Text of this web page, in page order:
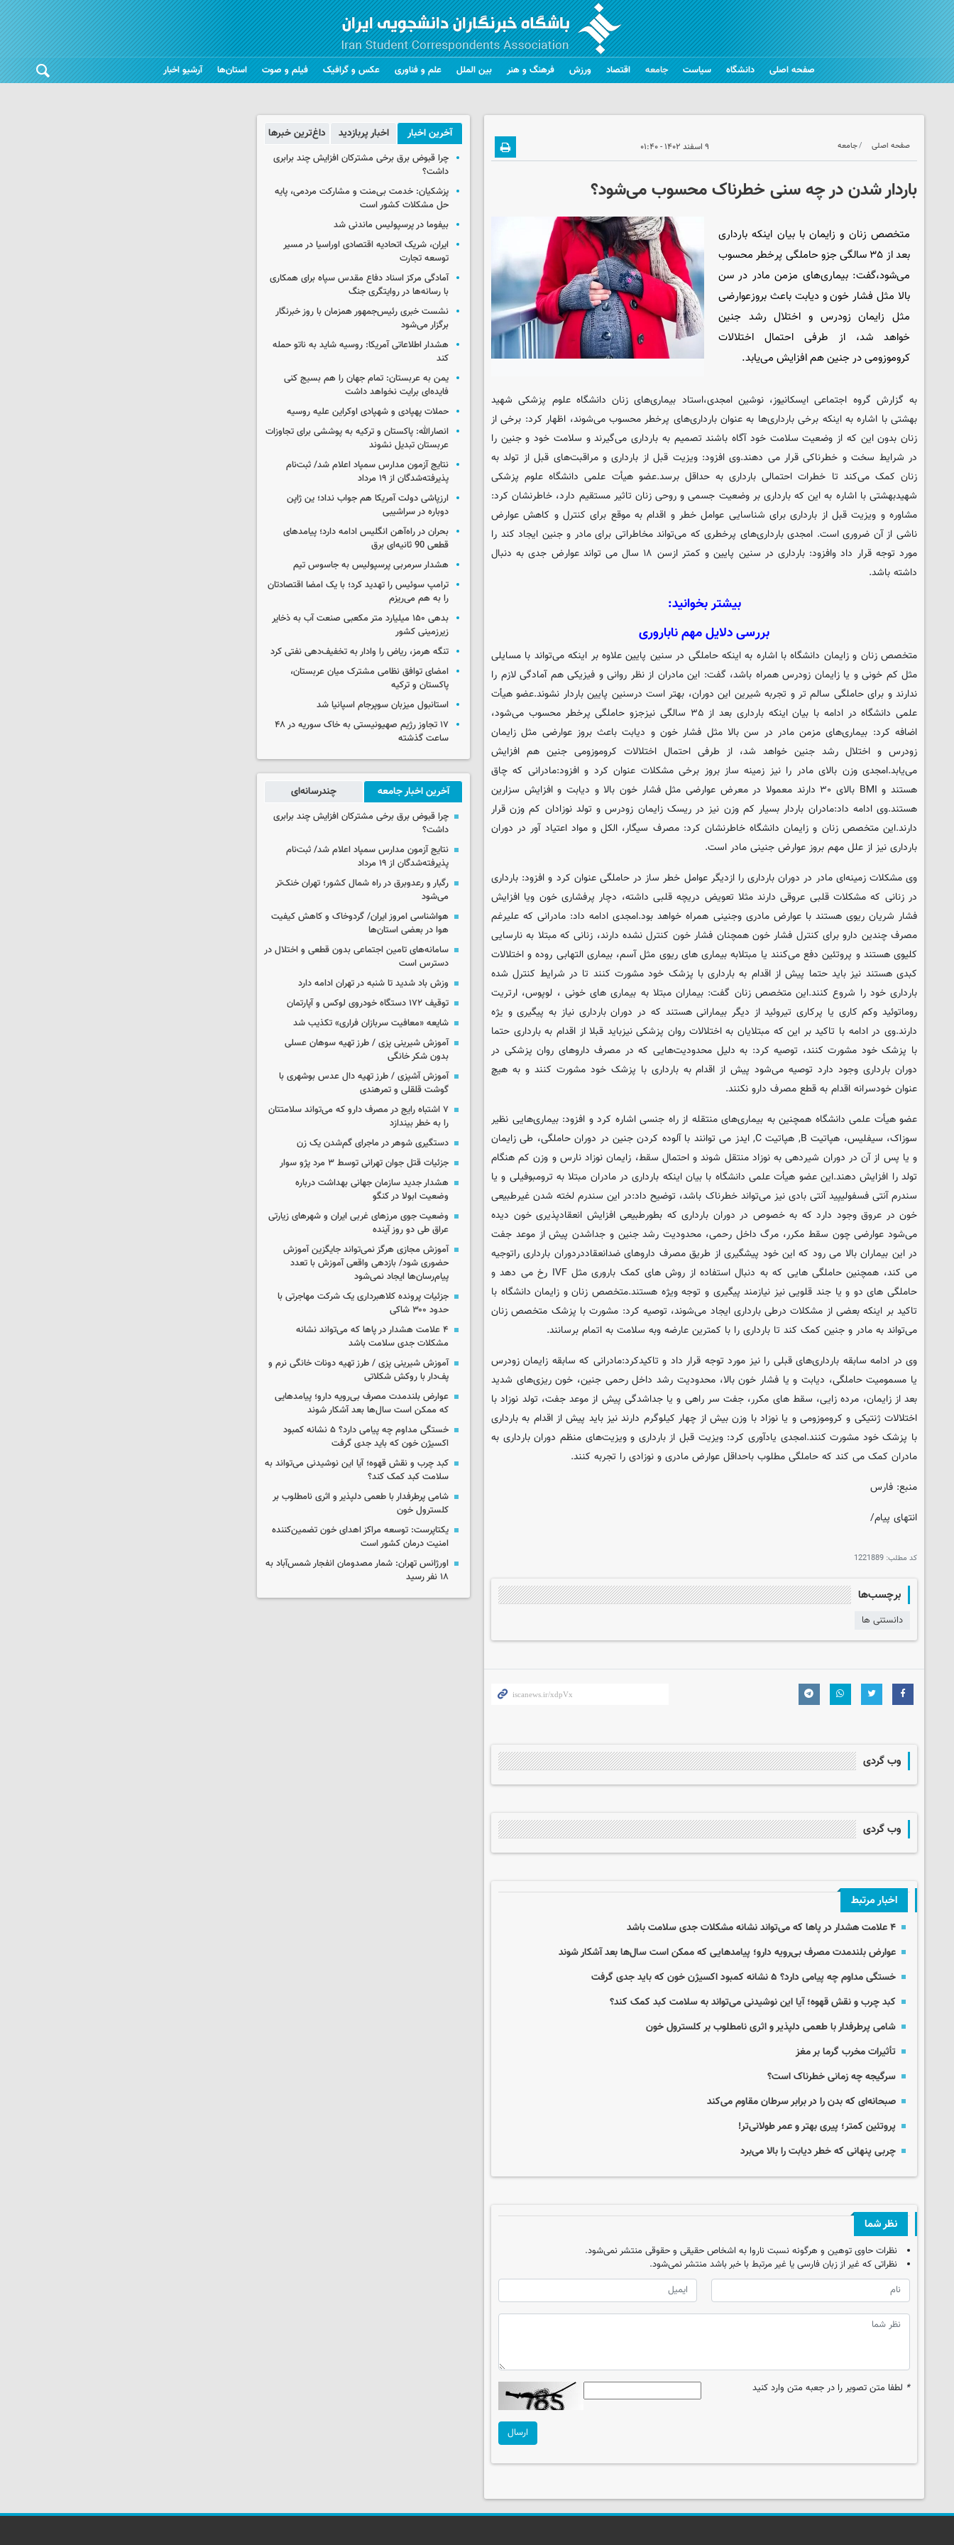
صفحه اصلی دانشگاه سیاست جامعه اقتصاد ورزش فرهنگ و هنر بین الملل علم و فناوری عکس و گرافیک فیلم و صوت استان‌ها آرشیو اخبار
صفحه اصلی جامعه ۹ اسفند ۱۴۰۲ - ۰۱:۴۰
باردار شدن در چه سنی خطرناک محسوب می‌شود؟
متخصص زنان و زایمان با بیان اینکه بارداری
بعد از ۳۵ سالگی جزو حاملگی پرخطر محسوب
می‌شود،گفت: بیماری‌های مزمن مادر در سن
بالا مثل فشار خون و دیابت باعث بروزعوارضی
مثل زایمان زودرس و اختلال رشد جنین
خواهد شد، از طرفی احتمال اختلالات
کروموزومی در جنین هم افزایش می‌یابد.
به گزارش گروه اجتماعی ایسکانیوز، نوشین امجدی،استاد بیماری‌های زنان دانشگاه علوم پزشکی شهید
بهشتی با اشاره به اینکه برخی بارداری‌ها به عنوان بارداری‌های پرخطر محسوب می‌شوند، اظهار کرد: برخی از
زنان بدون این که از وضعیت سلامت خود آگاه باشند تصمیم به بارداری می‌گیرند و سلامت خود و جنین را
در شرایط سخت و خطرناکی قرار می دهند.وی افزود: ویزیت قبل از بارداری و مراقبت‌های قبل از تولد به
زنان کمک می‌کند تا خطرات احتمالی بارداری به حداقل برسد.عضو هیأت علمی دانشگاه علوم پزشکی
شهیدبهشتی با اشاره به این که بارداری بر وضعیت جسمی و روحی زنان تاثیر مستقیم دارد، خاطرنشان کرد:
مشاوره و ویزیت قبل از بارداری برای شناسایی عوامل خطر و اقدام به موقع برای کنترل و کاهش عوارض
ناشی از آن ضروری است. امجدی بارداری‌های پرخطری که می‌تواند مخاطراتی برای مادر و جنین ایجاد کند را
مورد توجه قرار داد وافزود: بارداری در سنین پایین و کمتر ازسن ۱۸ سال می تواند عوارض جدی به دنبال
داشته باشد.
بیشتر بخوانید:
بررسی دلایل مهم ناباروری
متخصص زنان و زایمان دانشگاه با اشاره به اینکه حاملگی در سنین پایین علاوه بر اینکه می‌تواند با مسایلی
مثل کم خونی و یا زایمان زودرس همراه باشد، گفت: این مادران از نظر روانی و فیزیکی هم آمادگی لازم را
ندارند و برای حاملگی سالم تر و تجربه شیرین این دوران، بهتر است درسنین پایین باردار نشوند.عضو هیأت
علمی دانشگاه در ادامه با بیان اینکه بارداری بعد از ۳۵ سالگی نیزجزو حاملگی پرخطر محسوب می‌شود،
اضافه کرد: بیماری‌های مزمن مادر در سن بالا مثل فشار خون و دیابت باعث بروز عوارضی مثل زایمان
زودرس و اختلال رشد جنین خواهد شد، از طرفی احتمال اختلالات کروموزومی جنین هم افزایش
می‌یابد.امجدی وزن بالای مادر را نیز زمینه ساز بروز برخی مشکلات عنوان کرد و افزود:مادرانی که چاق
هستند و BMI بالای ۳۰ دارند معمولا در معرض عوارضی مثل فشار خون بالا و دیابت و افزایش سزارین
هستند.وی ادامه داد:مادران باردار بسیار کم وزن نیز در ریسک زایمان زودرس و تولد نوزادان کم وزن قرار
دارند.این متخصص زنان و زایمان دانشگاه خاطرنشان کرد: مصرف سیگار، الکل و مواد اعتیاد آور در دوران
بارداری نیز از علل مهم بروز عوارض جنینی مادر است.
وی مشکلات زمینه‌ای مادر در دوران بارداری را ازدیگر عوامل خطر ساز در حاملگی عنوان کرد و افزود: بارداری
در زنانی که مشکلات قلبی عروقی دارند مثلا تعویض دریچه قلبی داشته، دچار پرفشاری خون ویا افزایش
فشار شریان ریوی هستند با عوارض مادری وجنینی همراه خواهد بود.امجدی ادامه داد: مادرانی که علیرغم
مصرف چندین دارو برای کنترل فشار خون همچنان فشار خون کنترل نشده دارند، زنانی که مبتلا به نارسایی
کلیوی هستند و پروتئین دفع می‌کنند یا مبتلابه بیماری های ریوی مثل آسم، بیماری التهابی روده و اختلالات
کبدی هستند نیز باید حتما پیش از اقدام به بارداری با پزشک خود مشورت کنند تا در شرایط کنترل شده
بارداری خود را شروع کنند.این متخصص زنان گفت: بیماران مبتلا به بیماری های خونی ، لوپوس، ارتریت
روماتوئید وکم کاری یا پرکاری تیروئید از دیگر بیمارانی هستند که در دوران بارداری نیاز به پیگیری و یژه
دارند.وی در ادامه با تاکید بر این که مبتلایان به اختلالات روان پزشکی نیزباید قبلا از اقدام به بارداری حتما
با پزشک خود مشورت کنند، توصیه کرد: به دلیل محدودیت‌هایی که در مصرف داروهای روان پزشکی در
دوران بارداری وجود دارد توصیه می‌شود پیش از اقدام به بارداری با پزشک خود مشورت کنند و به هیچ
عنوان خودسرانه اقدام به قطع مصرف دارو نکنند.
عضو هیأت علمی دانشگاه همچنین به بیماری‌های منتقله از راه جنسی اشاره کرد و افزود: بیماری‌هایی نظیر
سوزاک، سیفلیس، هپاتیت B, هپاتیت C, ایدز می ‌توانند با آلوده کردن جنین در دوران حاملگی، طی زایمان
و یا پس از آن در دوران شیردهی به نوزاد منتقل شوند و احتمال سقط، زایمان نوزاد نارس و وزن کم هنگام
تولد را افزایش دهند.این عضو هیأت علمی دانشگاه با بیان اینکه بارداری در مادران مبتلا به ترومبوفیلی و یا
سندرم آنتی فسفولیپید آنتی بادی نیز می‌تواند خطرناک باشد، توضیح داد:در این سندرم لخته شدن غیرطبیعی
خون در عروق وجود دارد که به خصوص در دوران بارداری که بطورطبیعی افزایش انعقادپذیری خون دیده
می‌شود عوارضی چون سقط مکرر، مرگ داخل رحمی، محدودیت رشد جنین و جداشدن پیش از موعد جفت
در این بیماران بالا می رود که این خود پیشگیری از طریق مصرف داروهای ضدانعقاددردوران بارداری راتوجیه
می کند، همچنین حاملگی هایی که به دنبال استفاده از روش های کمک باروری مثل IVF رخ می دهد و
حاملگی های دو و یا جند قلویی نیز نیازمند پیگیری و توجه ویژه هستند.متخصص زنان و زایمان دانشگاه با
تاکید بر اینکه بعضی از مشکلات درطی بارداری ایجاد می‌شوند، توصیه کرد: مشورت با پزشک متخصص زنان
می‌تواند به مادر و جنین کمک کند تا بارداری را با کمترین عارضه وبه سلامت به اتمام برسانند.
وی در ادامه سابقه بارداری‌های قبلی را نیز مورد توجه قرار داد و تاکیدکرد:مادرانی که سابقه زایمان زودرس
یا مسمومیت حاملگی، دیابت و یا فشار خون بالا، محدودیت رشد داخل رحمی جنین، خون ریزی‌های شدید
بعد از زایمان، مرده زایی، سقط های مکرر، جفت سر راهی و یا جداشدگی پیش از موعد جفت، تولد نوزاد با
اختلالات ژنتیکی و کروموزومی و یا نوزاد با وزن بیش از چهار کیلوگرم دارند نیز باید پیش از اقدام به بارداری
با پزشک خود مشورت کنند.امجدی یادآوری کرد: ویزیت قبل از بارداری و ویزیت‌های منظم دوران بارداری به
مادران کمک می کند که حاملگی مطلوب باحداقل عوارض مادری و نوزادی را تجربه کنند.
منبع: فارس
انتهای پیام/
کد مطلب: 1221889
برچسب‌ها
دانستنی ها
وب گردی
وب گردی
اخبار مرتبط
۴ علامت هشدار در پاها که می‌تواند نشانه مشکلات جدی سلامت باشد
عوارض بلندمدت مصرف بی‌رویه دارو؛ پیامدهایی که ممکن است سال‌ها بعد آشکار شوند
خستگی مداوم چه پیامی دارد؟ ۵ نشانه کمبود اکسیژن خون که باید جدی گرفت
کبد چرب و نقش قهوه؛ آیا این نوشیدنی می‌تواند به سلامت کبد کمک کند؟
شامی پرطرفدار با طعمی دلپذیر و اثری نامطلوب بر کلسترول خون
تأثیرات مخرب گرما بر مغز
سرگیجه چه زمانی خطرناک است؟
صبحانه‌ای که بدن‌ را در برابر سرطان مقاوم‌ می‌کند
پروتئین کمتر؛ پیری بهتر و عمر طولانی‌تر!
چربی پنهانی که خطر دیابت را بالا می‌برد
نظر شما
نظرات حاوی توهین و هرگونه نسبت ناروا به اشخاص حقیقی و حقوقی منتشر نمی‌شود.
نظراتی که غیر از زبان فارسی یا غیر مرتبط با خبر باشد منتشر نمی‌شود.
* لطفا متن تصویر را در جعبه متن وارد کنید
ارسال
آخرین اخبار اخبار پربازدید داغ‌ترین خبرها
چرا قبوض برق برخی مشترکان افزایش چند برابری
داشت؟
پزشکیان: خدمت بی‌منت و مشارکت مردمی، پایه
حل مشکلات کشور است
بیفوما در پرسپولیس ماندنی شد
ایران، شریک اتحادیه اقتصادی اوراسیا در مسیر
توسعه تجارت
آمادگی مرکز اسناد دفاع مقدس سپاه برای همکاری
با رسانه‌ها در روایتگری جنگ
نشست خبری رئیس‌جمهور همزمان با روز خبرنگار
برگزار می‌شود
هشدار اطلاعاتی آمریکا: روسیه شاید به ناتو حمله
کند
یمن به عربستان: تمام جهان را هم بسیج کنی
فایده‌ای برایت نخواهد داشت
حملات پهپادی و شهپادی اوکراین علیه روسیه
انصارالله: پاکستان و ترکیه به پوششی برای تجاوزات
عربستان تبدیل نشوند
نتایج آزمون مدارس سمپاد اعلام شد/ ثبت‌نام
پذیرفته‌شدگان از ۱۹ مرداد
ارزپاشی دولت آمریکا هم جواب نداد؛ ین ژاپن
دوباره در سراشیبی
بحران در راه‌آهن انگلیس ادامه دارد؛ پیامدهای
قطعی 90 ثانیه‌ای برق
هشدار سرمربی پرسپولیس به جاسوس تیم
ترامپ سوئیس را تهدید کرد؛ با یک امضا اقتصادتان
را به هم می‌ریزم
بدهی ۱۵۰ میلیارد متر مکعبی صنعت آب به ذخایر
زیرزمینی کشور
تنگه هرمز، ریاض را وادار به تخفیف‌دهی نفتی کرد
امضای توافق نظامی مشترک میان عربستان،
پاکستان و ترکیه
استانبول میزبان سوپرجام اسپانیا شد
۱۷ تجاوز رژیم صهیونیستی به خاک سوریه در ۴۸
ساعت گذشته
آخرین اخبار جامعه چندرسانه‌ای
چرا قبوض برق برخی مشترکان افزایش چند برابری
داشت؟
نتایج آزمون مدارس سمپاد اعلام شد/ ثبت‌نام
پذیرفته‌شدگان از ۱۹ مرداد
رگبار و رعدوبرق در راه شمال کشور؛ تهران خنک‌تر
می‌شود
هواشناسی امروز ایران/ گردوخاک و کاهش کیفیت
هوا در بعضی استان‌ها
سامانه‌های تامین اجتماعی بدون قطعی و اختلال در
دسترس است
وزش باد شدید تا شنبه در تهران ادامه دارد
توقیف ۱۷۲ دستگاه خودروی لوکس و آپارتمان
شایعه «معافیت سربازان فراری» تکذیب شد
آموزش شیرینی پزی / طرز تهیه سوهان عسلی
بدون شکر خانگی
آموزش آشپزی / طرز تهیه دال عدس بوشهری با
گوشت قلقلی و تمرهندی
۷ اشتباه رایج در مصرف دارو که می‌تواند سلامتتان
را به خطر بیندازد
دستگیری شوهر در ماجرای گم‌شدن یک زن
جزئیات قتل جوان تهرانی توسط ۳ مرد پژو سوار
هشدار جدید سازمان جهانی بهداشت درباره
وضعیت ابولا در کنگو
وضعیت جوی مرزهای غربی ایران و شهرهای زیارتی
عراق طی دو روز آینده
آموزش مجازی هرگز نمی‌تواند جایگزین آموزش
حضوری شود/ بازدهی واقعی آموزش با تعدد
پیام‌رسان‌ها ایجاد نمی‌شود
جزئیات پرونده کلاهبرداری یک شرکت مهاجرتی با
حدود ۳۰۰ شاکی
۴ علامت هشدار در پاها که می‌تواند نشانه
مشکلات جدی سلامت باشد
آموزش شیرینی پزی / طرز تهیه دونات خانگی نرم و
پف‌دار با روکش شکلاتی
عوارض بلندمدت مصرف بی‌رویه دارو؛ پیامدهایی
که ممکن است سال‌ها بعد آشکار شوند
خستگی مداوم چه پیامی دارد؟ ۵ نشانه کمبود
اکسیژن خون که باید جدی گرفت
کبد چرب و نقش قهوه؛ آیا این نوشیدنی می‌تواند به
سلامت کبد کمک کند؟
شامی پرطرفدار با طعمی دلپذیر و اثری نامطلوب بر
کلسترول خون
یکتاپرست: توسعه مراکز اهدای خون تضمین‌کننده
امنیت درمان کشور است
اورژانس تهران: شمار مصدومان انفجار شمس‌آباد به
۱۸ نفر رسید